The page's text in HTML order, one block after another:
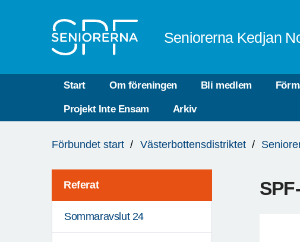
Seniorerna Kedjan
Start Om föreningen Bli medlem
Projekt Inte Ensam Arkiv
är
Förbundet start Västerbottensdistriktet
Referat
Sommaravslut 24